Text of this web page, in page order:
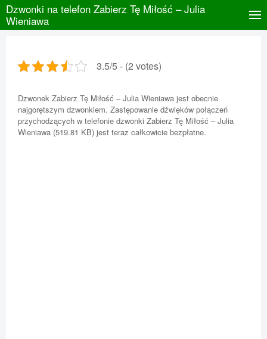
Dzwonki na telefon Zabierz Tę Miłość – Julia
Wieniawa
3.5/5 - (2 votes)
Dzwonek Zabierz Tę Miłość – Julia Wieniawa jest obecnie
najgorętszym dzwonkiem. Zastępowanie dźwięków połączeń
przychodzących w telefonie dzwonki Zabierz Tę Miłość – Julia
Wieniawa (519.81 KB) jest teraz całkowicie bezpłatne.